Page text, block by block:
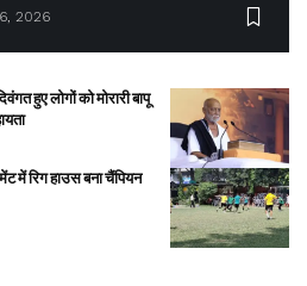
2026
हुए लोगों को मोरारी बापू
में रिग हाउस बना चैंपियन